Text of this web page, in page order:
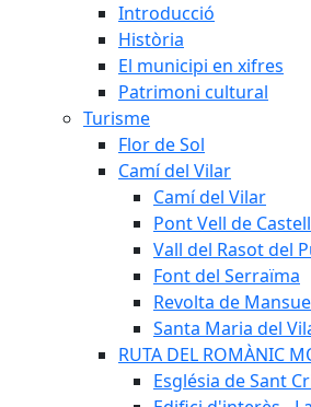
Introducció
Història
El municipi en xifres
Patrimoni cultural
Turisme
Flor de Sol
Camí del Vilar
Camí del Vilar
Pont Vell de
Vall del Rasot del
Font del Serraïma
Revolta de
Santa Maria del
RUTA DEL ROMÀNIC
Església de Sant